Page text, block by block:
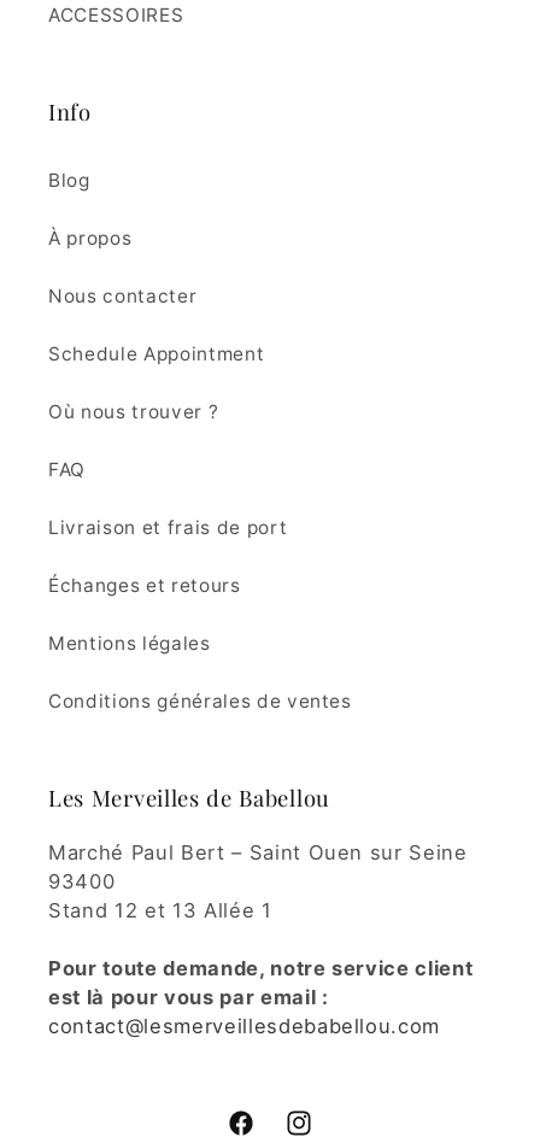
ACCESSOIRES
Info
Blog
À propos
Nous contacter
Schedule Appointment
Où nous trouver ?
FAQ
Livraison et frais de port
Échanges et retours
Mentions légales
Conditions générales de ventes
Les Merveilles de Babellou
Marché Paul Bert – Saint Ouen sur Seine
93400
Stand 12 et 13 Allée 1
Pour toute demande, notre service client
est là pour vous par email :
contact@lesmerveillesdebabellou.com
FacebookInstagram